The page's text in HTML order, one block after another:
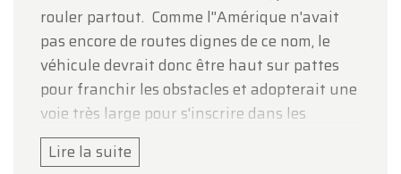
rouler partout. Comme l''Amérique n'avait
pas encore de routes dignes de ce nom, le
véhicule devrait donc être haut sur pattes
pour franchir les obstacles et adopterait une
voie très large pour s'inscrire dans les
ornières laissées par les charrettes des
pionniers. Le modèle a bien entendu évolué
Lire la suite